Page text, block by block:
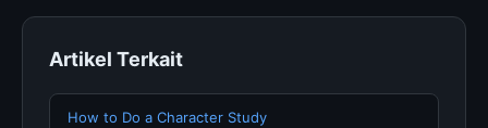
Artikel Terkait
How to Do a Character Study